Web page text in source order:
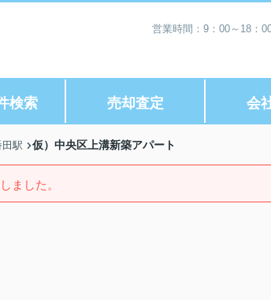
営業時間：9：00～18：
検索 売却査定 会
田駅 仮）中央区上溝新築アパート
ました。